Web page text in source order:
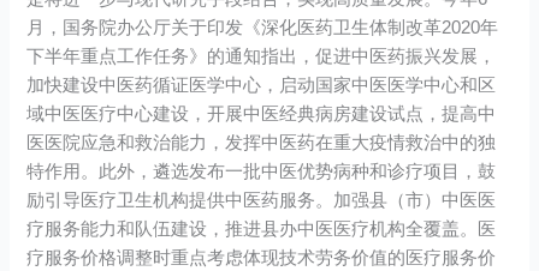
月，国务院办公厅关于印发《深化医药卫生体制改革2020年
下半年重点工作任务》的通知指出，促进中医药振兴发展，
加快建设中医药循证医学中心，启动国家中医医学中心和区
域中医医疗中心建设，开展中医经典病房建设试点，提高中
医医院应急和救治能力，发挥中医药在重大疫情救治中的独
特作用。此外，遴选发布一批中医优势病种和诊疗项目，鼓
励引导医疗卫生机构提供中医药服务。加强县（市）中医医
疗服务能力和队伍建设，推进县办中医医疗机构全覆盖。医
疗服务价格调整时重点考虑体现技术劳务价值的医疗服务价